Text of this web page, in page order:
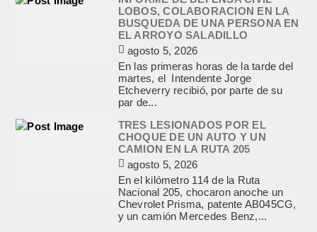
LOBOS, COLABORACION EN LA
BUSQUEDA DE UNA PERSONA EN
EL ARROYO SALADILLO
agosto 5, 2026
En las primeras horas de la tarde del
martes, el Intendente Jorge
Etcheverry recibió, por parte de su
par de...
TRES LESIONADOS POR EL
CHOQUE DE UN AUTO Y UN
CAMION EN LA RUTA 205
agosto 5, 2026
En el kilómetro 114 de la Ruta
Nacional 205, chocaron anoche un
Chevrolet Prisma, patente AB045CG,
y un camión Mercedes Benz,...